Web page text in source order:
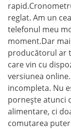
reglat. Am un
telefonul meu
moment.Dar
producătorul ar
care vin cu
versiunea
incompleta. Nu
pornește atunci
alimentare, ci
comutarea